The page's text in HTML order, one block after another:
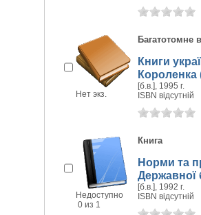
Нет экз.
Багатотомне
Книги
Короленка
[б.в.], 1995 г.
ISBN відсутній
Недоступно
0 из 1
Книга
Норми та
Державної
[б.в.], 1992 г.
ISBN відсутній